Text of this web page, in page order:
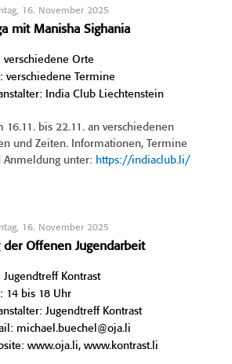
16. November 2025
mit Manisha Sighania
verschiedene Orte
verschiedene Termine
India Club Liechtenstein
16.11. bis 22.11. an verschiedenen
und Zeiten. Informationen, Termine
Anmeldung unter: https://indiaclub.li/
16. November 2025
der Offenen Jugendarbeit
Jugendtreff Kontrast
14 bis 18 Uhr
Jugendtreff Kontrast
michael.buechel@oja.li
www.oja.li, www.kontrast.li